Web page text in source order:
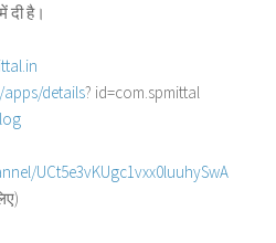
दी है।
apps/details? id=com.spmittal
UCt5e3vKUgc1vxx0luuhySwA